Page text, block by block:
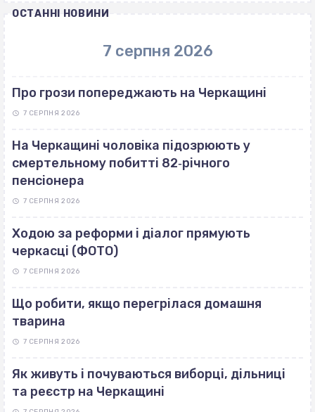
ОСТАННІ НОВИНИ
7 серпня 2026
Про грози попереджають на Черкащині
7 СЕРПНЯ 2026
На Черкащині чоловіка підозрюють у
смертельному побитті 82‐річного
пенсіонера
7 СЕРПНЯ 2026
Ходою за реформи і діалог прямують
черкасці (ФОТО)
7 СЕРПНЯ 2026
Що робити, якщо перегрілася домашня
тварина
7 СЕРПНЯ 2026
Як живуть і почуваються виборці, дільниці
та реєстр на Черкащині